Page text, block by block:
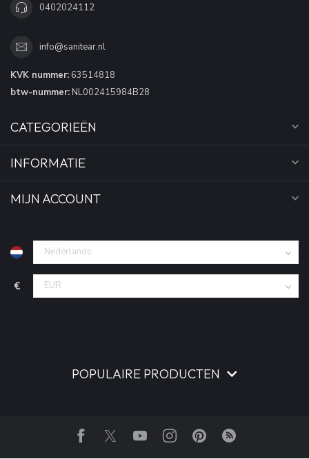
0402024112
info@sanitear.nl
KVK nummer: 63514818
btw-nummer: NL002415984B28
CATEGORIEËN
INFORMATIE
MIJN ACCOUNT
€
POPULAIRE PRODUCTEN